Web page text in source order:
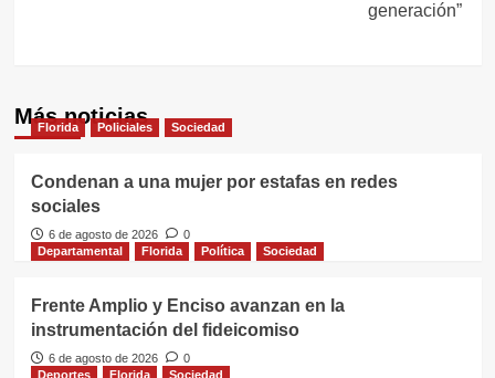
generación”
Más noticias
Florida Policiales Sociedad
Condenan a una mujer por estafas en redes
sociales
6 de agosto de 2026
0
Departamental
Florida Política Sociedad
Frente Amplio y Enciso avanzan en la
instrumentación del fideicomiso
6 de agosto de 2026
0
Deportes
Florida Sociedad